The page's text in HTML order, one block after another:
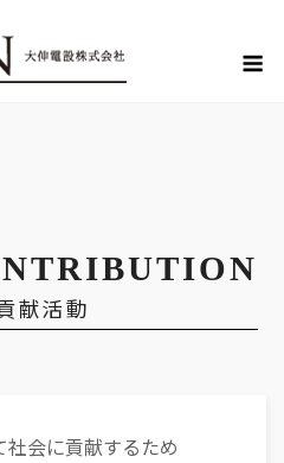
献活動
社会に貢献するため